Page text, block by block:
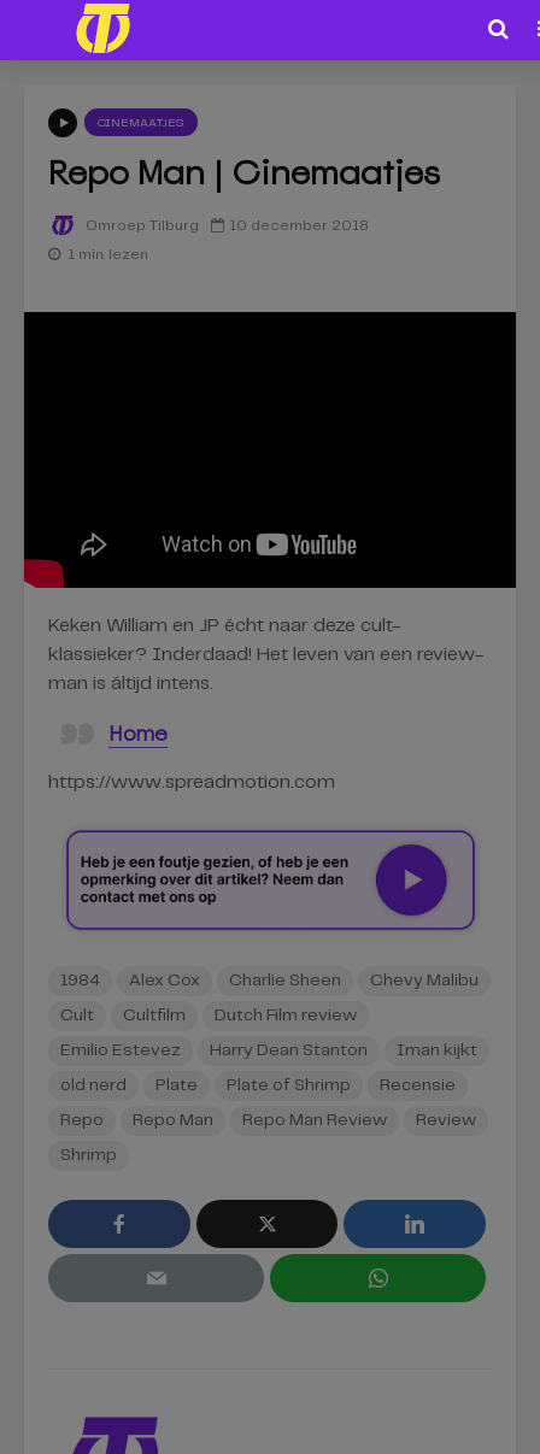
CINEMAATJES
Repo Man | Cinemaatjes
Omroep Tilburg 10 december 2018
1 min. lezen
Keken William en JP écht naar deze cult-
klassieker? Inderdaad! Het leven van een review-
man is áltijd intens.
Home
https://www.spreadmotion.com
1984 Alex Cox Charlie Sheen Chevy Malibu
Cult Cultfilm Dutch Film review
Emilio Estevez Harry Dean Stanton Iman kijkt
old nerd Plate Plate of Shrimp Recensie
Repo Repo Man Repo Man Review Review
Shrimp